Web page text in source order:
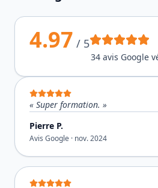
4.97 / 5
34 avis Google
« Super formation. »
Pierre P.
Avis Google · nov. 2024